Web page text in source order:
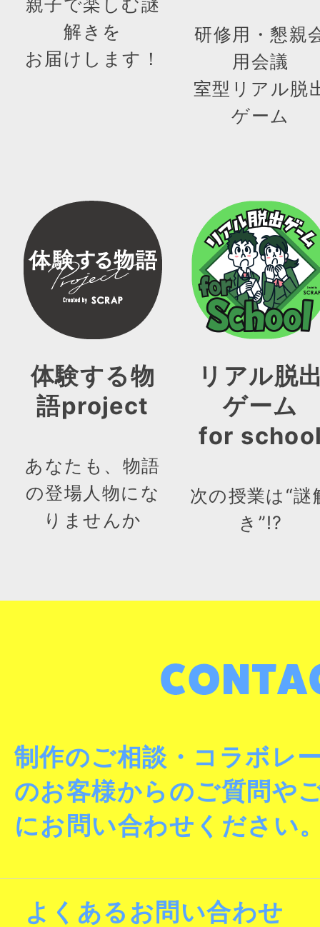
解きを
お届けします！
研修用・懇親
用会議
室型リアル脱
ゲーム
体験する物
語project
あなたも、物語
の登場人物にな
りませんか
リアル脱
ゲーム
for
次の授業は“謎
き”!?
制作のご相談・コラボレ
のお客様からのご質問や
にお問い合わせください
よくあるお問い合わせ